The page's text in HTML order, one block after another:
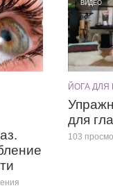
ВИДЕО
ЙОГА ДЛЯ
для
103